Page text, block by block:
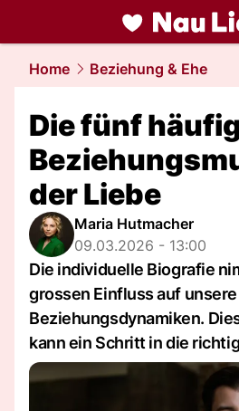
liebe.NAU.ch
Home Beziehung & Ehe
Die fünf
der Liebe
Maria Hutmacher
09.03.2026 - 13:00
Die individuelle Biografie
grossen Einfluss auf unsere
Beziehungsdynamiken.
kann ein Schritt in die